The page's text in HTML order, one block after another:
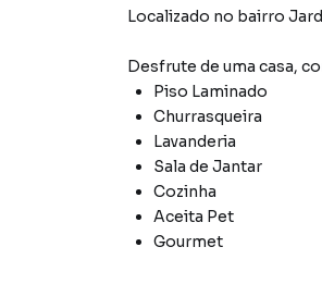
Localizado no bairro
Desfrute de uma casa,
Piso Laminado
Churrasqueira
Lavanderia
Sala de Jantar
Cozinha
Aceita Pet
Gourmet